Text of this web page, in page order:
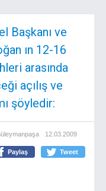
Başkanı ve
ın 12-16
arasında
açılış ve
şöyledir:
12.03.2009
Paylaş Tweet